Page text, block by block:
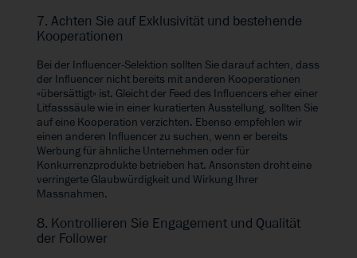
7. Achten Sie auf Exklusivität und bestehende
Kooperationen
Bei der Influencer-Selektion sollten Sie darauf achten, dass
der Influencer nicht bereits mit anderen Kooperationen
«übersättigt» ist. Gleicht der Feed des Influencers eher einer
Litfasssäule wie in einer kuratierten Ausstellung, sollten Sie
auf eine Kooperation verzichten. Ebenso empfehlen wir
einen anderen Influencer zu suchen, wenn er bereits
Werbung für ähnliche Unternehmen oder für
Konkurrenzprodukte betrieben hat. Ansonsten droht eine
verringerte Glaubwürdigkeit und Wirkung Ihrer
Massnahmen.
8. Kontrollieren Sie Engagement und Qualität
der Follower